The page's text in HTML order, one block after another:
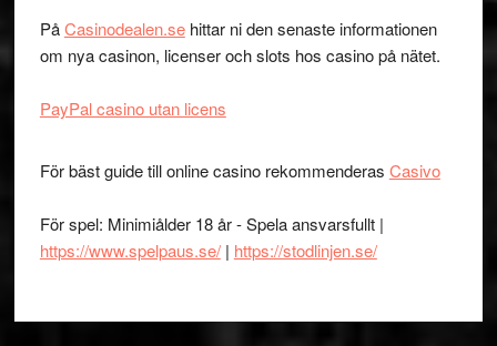
PåCasinodealen.sehittar ni den senaste informationen
om nya casinon, licenser och slots hos casino på nätet.
PayPal casino utan licens
För bäst guide till online casino rekommenderas Casivo
För spel: Minimiålder 18 år - Spela ansvarsfullt |
https://www.spelpaus.se/| https://stodlinjen.se/